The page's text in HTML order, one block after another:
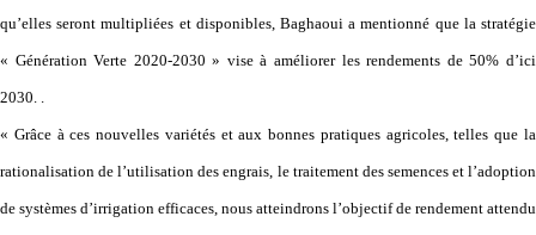
qu’elles seront multipliées et disponibles, Baghaoui a mentionné que la stratégie
« Génération Verte 2020-2030 » vise à améliorer les rendements de 50% d’ici
2030. .
« Grâce à ces nouvelles variétés et aux bonnes pratiques agricoles, telles que la
rationalisation de l’utilisation des engrais, le traitement des semences et l’adoption
de systèmes d’irrigation efficaces, nous atteindrons l’objectif de rendement attendu